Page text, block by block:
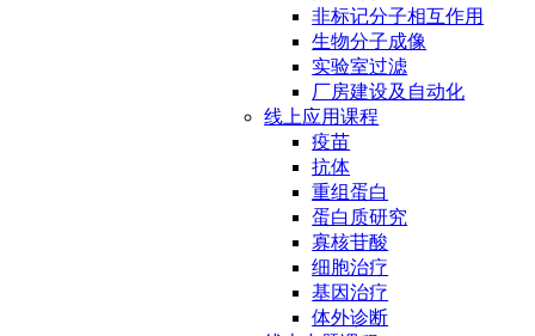
非标记分子相互作用
生物分子成像
实验室过滤
厂房建设及自动化
线上应用课程
疫苗
抗体
重组蛋白
蛋白质研究
寡核苷酸
细胞治疗
基因治疗
体外诊断